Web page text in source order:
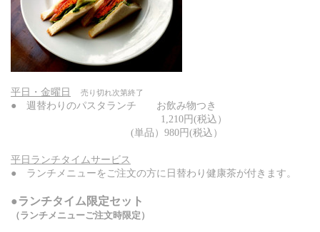
平日・金曜日 売り切れ次第終了
● 週替わりのパスタランチ お飲み物つき
1,210円(税込）
(単品）980円 (税込）
平日ランチタイムサービス
● ランチメニューをご注文の方に日替わり健康茶が付きます。
●ランチタイム限定セット
（ランチメニューご注文時限定）